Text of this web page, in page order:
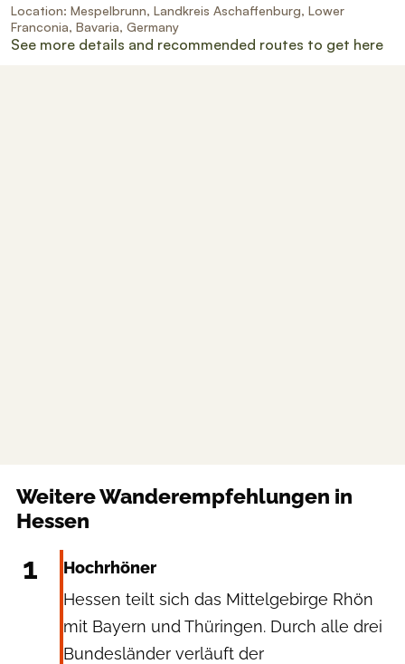
Weitere Wanderempfehlungen in
Hessen
1
Hochrhöner
Hessen teilt sich das Mittelgebirge Rhön
mit Bayern und Thüringen. Durch alle drei
Bundesländer verläuft der